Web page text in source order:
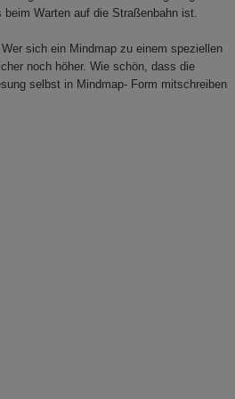
Warten auf die Straßenbahn ist.
sich ein Mindmap zu einem speziellen
noch höher. Wie schön, dass die
selbst in Mindmap- Form mitschreiben